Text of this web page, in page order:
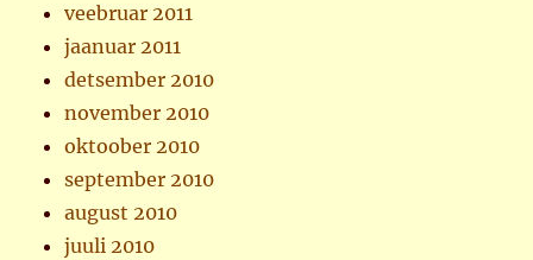
veebruar 2011
jaanuar 2011
detsember 2010
november 2010
oktoober 2010
september 2010
august 2010
juuli 2010